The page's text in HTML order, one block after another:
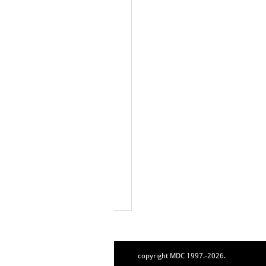
copyright MDC 1997.-2026.